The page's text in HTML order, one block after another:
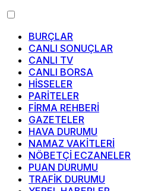
BURÇLAR
CANLI SONUÇLAR
CANLI TV
CANLI BORSA
HİSSELER
PARİTELER
FİRMA REHBERİ
GAZETELER
HAVA DURUMU
NAMAZ VAKİTLERİ
NÖBETÇİ ECZANELER
PUAN DURUMU
TRAFİK DURUMU